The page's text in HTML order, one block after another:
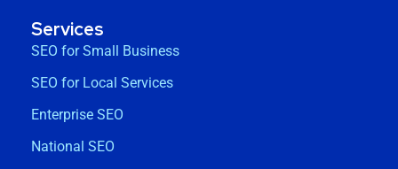
Services
SEO for Small Business
SEO for Local Services
Enterprise SEO
National SEO